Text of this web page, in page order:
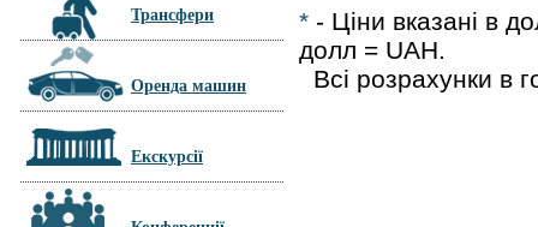
Трансфери
Оренда машин
Екскурсії
* - Ціни вказані в
долл = UAH.
Всі розрахунки в